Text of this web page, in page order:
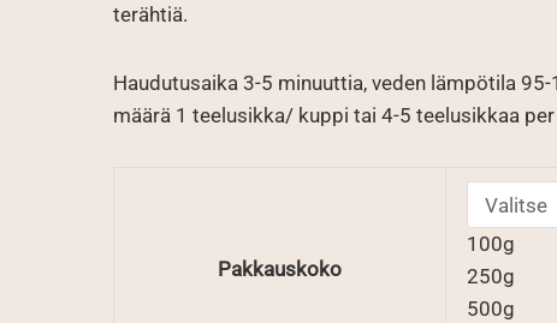
terähtiä.
Haudutusaika 3-5 minuuttia, veden lämpötila
määrä 1 teelusikka/ kuppi tai 4-5 teelusikkaa
Pakkauskoko
100g
250g
500g